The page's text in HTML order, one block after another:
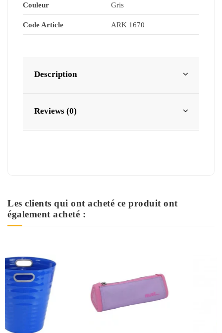
Couleur Gris
Code Article ARK 1670
Description
Reviews (0)
Les clients qui ont acheté ce produit ont
également acheté :